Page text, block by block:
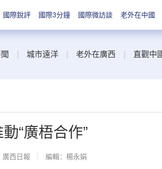
國際銳評 國際3分鐘 國際微訪談 老外在中國
城市遠洋 老外在廣西 直觀中
“廣梧合作”
廣西日報 編輯：楊永娟